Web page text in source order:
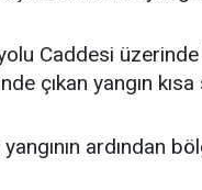
Caddesi
çıkan yangın
ardından